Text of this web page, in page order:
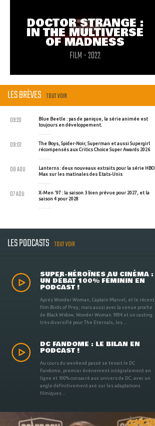
DOCTOR STRANGE :
IN THE MULTIVERSE
OF MADNESS
FILM - 2022
LES BRÈVES TOUT VOIR
Blue Beetle : pas de panique, la série animée est
toujours en développement.
09:20
The Boys, Spider-Noir, Superman et aussi Supergirl
récompensés aux Critics Choice Super Awards 2026
09:01
Lanterns : deux nouveaux extraits pour la série HBO
Max sur les matinales des Etats-Unis
08 AOU
X-Men '97 : la saison 3 bien prévue pour 2027, et la
saison 4 pour 2028
07 AOU
LES PODCASTS TOUT VOIR
SUPER-HÉROÏNES AU CINÉMA :
UN DÉBAT 100% FÉMININ EN
PODCAST !
Après Wonder Woman, Captain Marvel, et le récent
film Birds of Prey, mais aussi avec la venue proche
de Black Widow, Wonder Woman 1984 et un casting
très diversifié pour The Eternals, les ...
DC FANDOME : LE BILAN EN
PODCAST !
Au cours du weekend passé se tenait le DC
Fandome, premier évènement intégralement en
ligne et 100% consacré aux univers de DC, avec un
angle définitivement axé sur les adaptations
filmiques ...